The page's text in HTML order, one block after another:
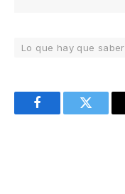
Lo que hay que saber
FacebookTwitter